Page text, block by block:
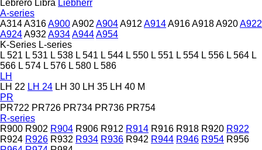
Lebrero Libra Liebherr
A-series
A314A316A900A902 A904A912 A914A916A918A920A922
A924A932 A934A944A954
K-Series L-series
L 521 L 531 L 538 L 541 L 544 L 550 L 551 L 554 L 556 L 564 L
566 L 574 L 576 L 580 L 586
LH
LH 22 LH 24 LH 30 LH 35 LH 40 M
PR
PR722 PR726 PR734 PR736 PR754
R-series
R900 R902 R904 R906 R912 R914 R916 R918 R920 R922
R924 R926 R932 R934 R936 R942 R944 R946 R954 R956